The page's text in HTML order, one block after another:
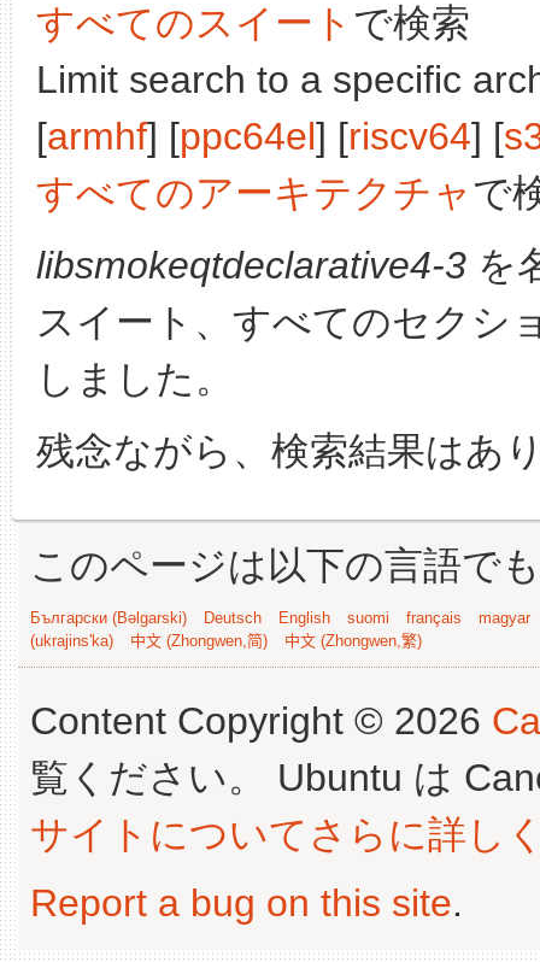
すべてのスイート で検索
Limit search to a specific
[armhf] [ppc64el] [riscv64] [
すべてのアーキテクチャで
libsmokeqtdeclarative4-3 を
スイート、すべてのセクシ
しました。
残念ながら、検索結果はあ
このページは以下の言語で
Български (Bəlgarski) Deutsch English suomi français
magyar
(ukrajins'ka)
中文 (Zhongwen,简) 中文 (Zhongwen,繁)
Content Copyright © 2026
覧ください。 Ubuntu は
サイトについてさらに詳し
Report a bug on this site.